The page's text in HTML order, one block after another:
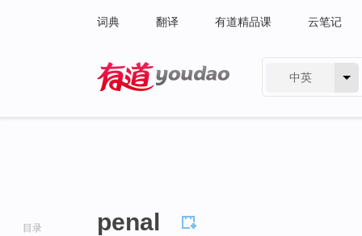
词典 翻译 有道精品课 云笔记
中英
目录 penal